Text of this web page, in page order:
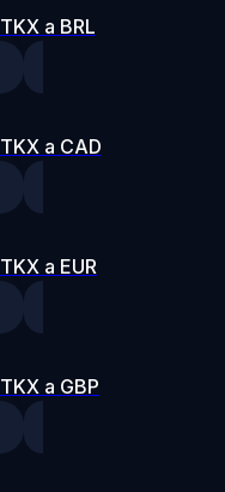
TKX a BRL
TKX a CAD
TKX a EUR
TKX a GBP